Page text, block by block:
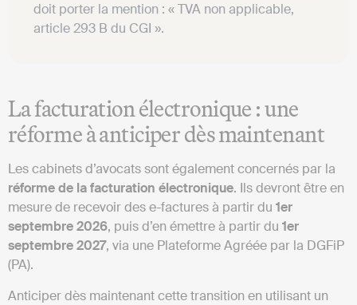
doit porter la mention : « TVA non applicable,
article 293 B du CGI ».
La facturation électronique : une
réforme à anticiper dès maintenant
Les cabinets d’avocats sont également concernés par la
réforme de la facturation électronique. Ils devront être en
mesure de recevoir des e-factures à partir du 1er
septembre 2026, puis d’en émettre à partir du 1er
septembre 2027, via une Plateforme Agréée par la DGFiP
(PA).
Anticiper dès maintenant cette transition en utilisant un